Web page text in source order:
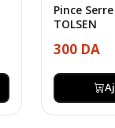
Pince
TOLSEN
300 DA